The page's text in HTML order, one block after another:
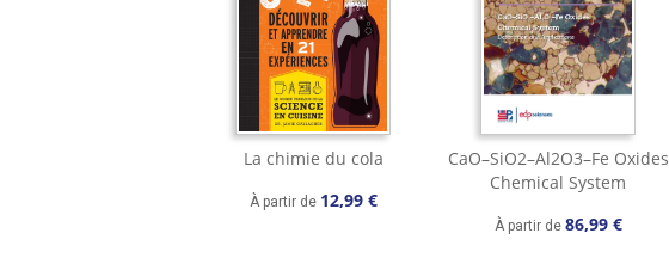
La chimie du cola
À partir de 12,99 €
CaO–SiO2–Al2O3–Fe Oxides
Chemical System
À partir de 86,99 €